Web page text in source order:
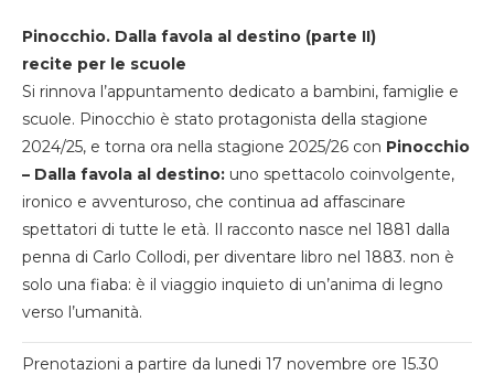
Pinocchio. Dalla favola al destino (parte II)
recite per le scuole
Si rinnova l’appuntamento dedicato a bambini, famiglie e
scuole. Pinocchio è stato protagonista della stagione
2024/25, e torna ora nella stagione 2025/26 con Pinocchio
– Dalla favola al destino: uno spettacolo coinvolgente,
ironico e avventuroso, che continua ad affascinare
spettatori di tutte le età. Il racconto nasce nel 1881 dalla
penna di Carlo Collodi, per diventare libro nel 1883. non è
solo una fiaba: è il viaggio inquieto di un’anima di legno
verso l’umanità.
Prenotazioni a partire da lunedi 17 novembre ore 15.30